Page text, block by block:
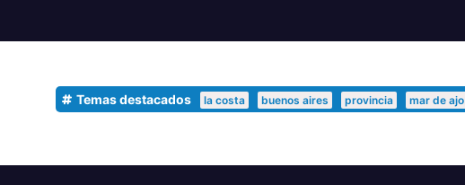
Temas destacados la costa buenos aires provincia mar de ajo